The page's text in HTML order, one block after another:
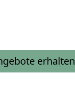
erhalten